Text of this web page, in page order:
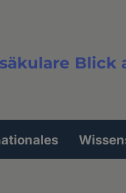
Blick